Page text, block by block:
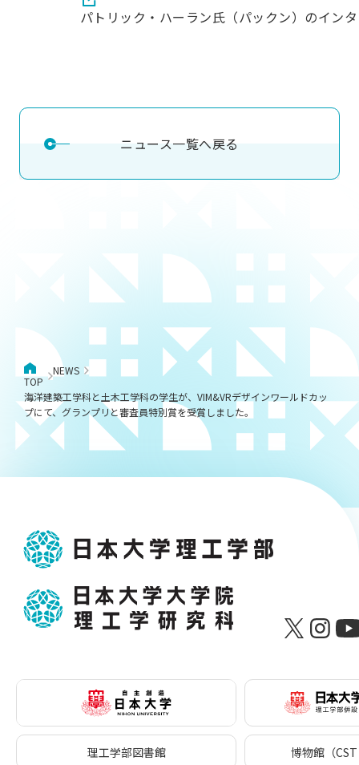
パトリック・ハーラン氏（パックン）のイン
ニュース一覧へ戻る
TOP
NEWS
海洋建築工学科と土木工学科の学生が、VIM&VRデザインワールドカッ
プにて、グランプリと審査員特別賞を受賞しました。
理工学部図書館 博物館（